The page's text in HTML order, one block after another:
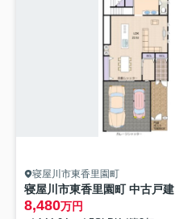
寝屋川市東香里園町
寝屋川市東香里園町 中古戸建
8,480万円